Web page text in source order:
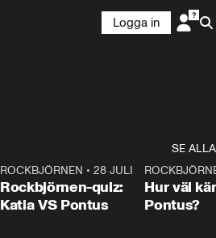
Logga in
SE ALLA
0:15
ROCKBJÖRNEN •28 JULI
Rockbjörnen-quiz:
Katia VS Pontus
Hur väl
Pontus?